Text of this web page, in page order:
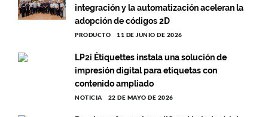
integración y la automatización aceleran la
adopción de códigos 2D
PRODUCTO 11 DE JUNIO DE 2026
LP2i Étiquettes instala una solución de
impresión digital para etiquetas con
contenido ampliado
NOTICIA 22 DE MAYO DE 2026